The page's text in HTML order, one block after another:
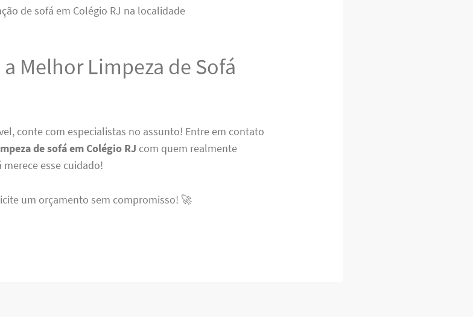
Melhor Limpeza de Sofá
conte com especialistas no assunto! Entre em contato
de sofá em Colégio RJ com quem realmente
esse cuidado!
um orçamento sem compromisso! 🚀